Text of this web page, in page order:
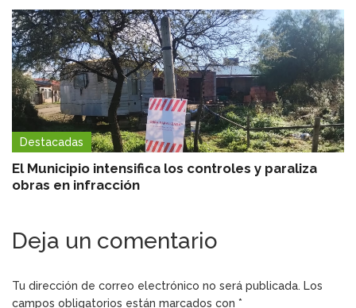
Destacadas
El Municipio intensifica los controles y paraliza
obras en infracción
Deja un comentario
Tu dirección de correo electrónico no será publicada. Los
campos obligatorios están marcados con *